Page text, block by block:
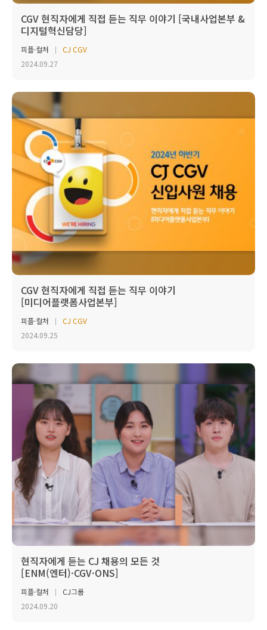
CGV 현직자에게 직접 듣는 직무 이야기 [국내사업본부 &
디지털혁신담당]
피플·컬처
CJ CGV
2024.09.27
CGV 현직자에게 직접 듣는 직무 이야기
[미디어플랫폼사업본부]
피플·컬처
CJ CGV
2024.09.25
현직자에게 듣는 CJ 채용의 모든 것
[ENM(엔터)·CGV·ONS]
피플·컬처
CJ그룹
2024.09.20